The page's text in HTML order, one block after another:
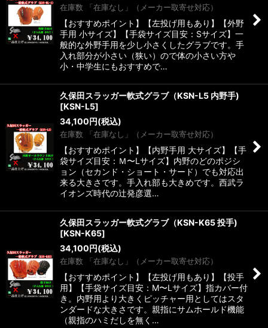
在庫数 「在庫なし」（メーカー取寄せ対応）
【おすすめポイント】【左投げ用もあり】【外野
手用 小サイズ】【手袋サイズ目安：Sサイズ】一
般的な外野手用を少し小さくしたグラブです。手
入れ部分が小さい（狭い）ので体の小さい方や
小・中学生にもおすすめで…
久保田スラッガー軟式グラブ（KSN-L5 内野手)
[KSN-L5]
34,100円(税込)
在庫数 「在庫なし」（メーカー取寄せ対応）
【おすすめポイント】【内野手用 大サイズ】【手
袋サイズ目安：Ｍ〜Lサイズ】内野のどのポジシ
ョン（セカンド・ショート・サード）でも対応出
来る大きさです。手入れ部も大きめです。西武ラ
イオンズ時代の辻発彦選…
久保田スラッガー軟式グラブ（KSN-K65 投手)
[KSN-K65]
34,100円(税込)
在庫数 「在庫なし」（メーカー取寄せ対応）
【おすすめポイント】【左投げ用もあり】【投手
用】【手袋サイズ目安：M〜Lサイズ】指カバー付
き。内野用より大きくピッチャー用としてはスタ
ンダードな大きさです。親指にサムホールド機能
（親指のハミだしを無く…